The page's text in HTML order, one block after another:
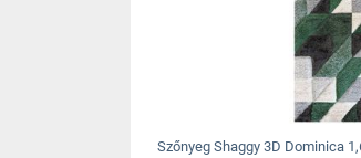
Szőnyeg Shaggy 3D Dominica